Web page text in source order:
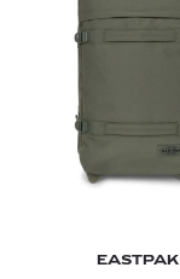
EASTPAK